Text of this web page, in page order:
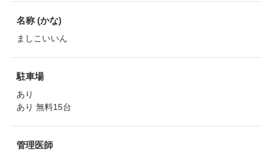
名称 (かな)
ましこいいん
駐車場
あり
あり 無料15台
管理医師